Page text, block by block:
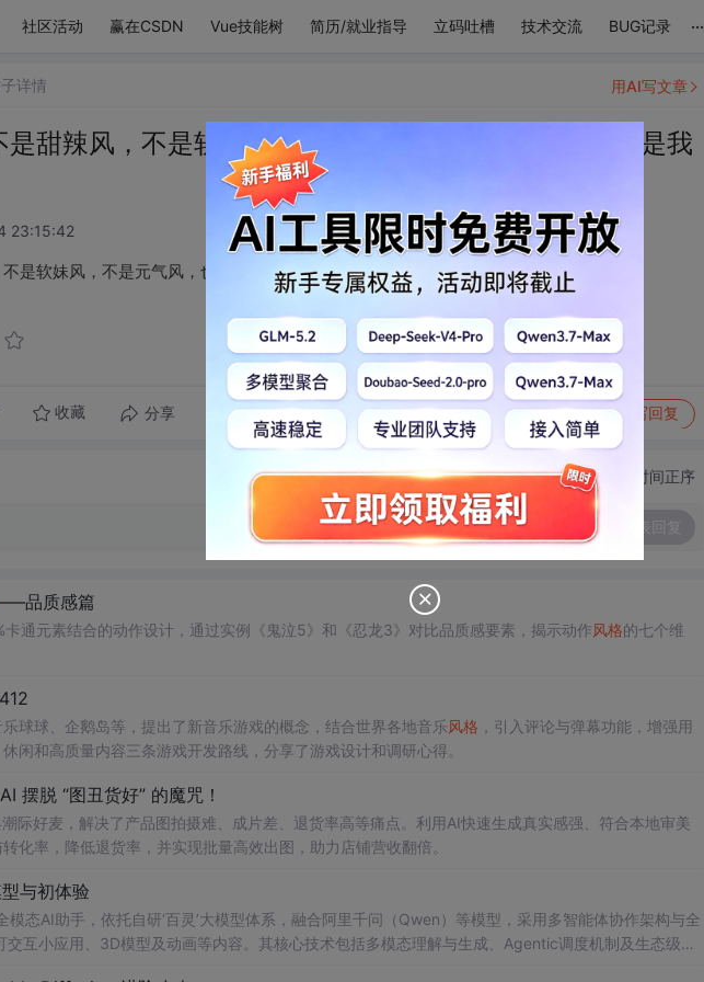
社区活动 赢在CSDN Vue技能树 简历/就业指导 立码吐槽 技术交流 BUG记录 ...
详情
甜辣风，不是软妹风，不是元气风，也不是欧美风，是我
23:15:42
是软妹风，不是元气风，也不是欧美风，是我看了会疯
收藏 分享 转发到动态 举报 写回复
用AI写文章
切换为时间正序
品质感篇
通元素结合的动作设计，通过实例《鬼泣5》和《忍龙3》对比品质感要素，揭示动作风格的七个维
球球、企鹅岛等，提出了新音乐游戏的概念，结合世界各地音乐风格 ，引入评论与弹幕功能，增强用
闲和高质量内容三条游戏开发路线，分享了游戏设计和调研心得。
摆脱 “图丑货好” 的魔咒！
际好麦，解决了产品图拍摄难、成片差、退货率高等痛点。利用AI快速生成真实感强、符合本地审美
化率，降低退货率，并实现批量高效出图，助力店铺营收翻倍。
与初体验
态AI助手，依托自研‘百灵’大模型体系，融合阿里千问（Qwen）等模型，采用多智能体协作架构与全
互小应用、3D模型及动画等内容。其核心技术包括多模态理解与生成、Agentic调度机制及生态级数